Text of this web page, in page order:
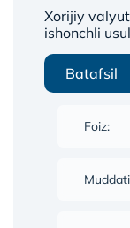
Xorijiy
ishonchli
Batafsil
Foiz: